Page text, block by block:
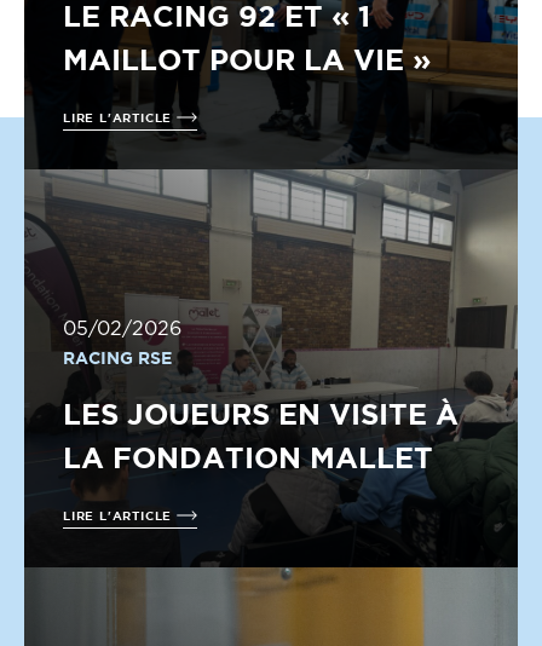
LE RACING 92 ET « 1
MAILLOT POUR LA VIE »
LIRE L'ARTICLE
05/02/2026
RACING RSE
LES JOUEURS EN VISITE À
LA FONDATION MALLET
LIRE L'ARTICLE